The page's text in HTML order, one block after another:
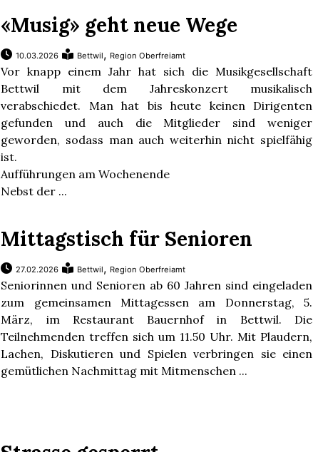
«Musig» geht neue Wege
10.03.2026 Bettwil, Region Oberfreiamt
Vor knapp einem Jahr hat sich die Musikgesellschaft
Bettwil mit dem Jahreskonzert musikalisch
verabschiedet. Man hat bis heute keinen Dirigenten
gefunden und auch die Mitglieder sind weniger
geworden, sodass man auch weiterhin nicht spielfähig
ist.
Aufführungen am Wochenende
Nebst der ...
Mittagstisch für Senioren
27.02.2026 Bettwil, Region Oberfreiamt
Seniorinnen und Senioren ab 60 Jahren sind eingeladen
zum gemeinsamen Mittagessen am Donnerstag, 5.
März, im Restaurant Bauernhof in Bettwil. Die
Teilnehmenden treffen sich um 11.50 Uhr. Mit Plaudern,
Lachen, Diskutieren und Spielen verbringen sie einen
gemütlichen Nachmittag mit Mitmenschen ...